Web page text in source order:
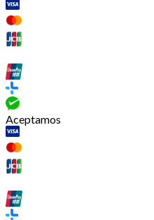
Aceptamos